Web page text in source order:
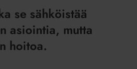
se sähköistää
asiointia, mutta
hoitoa.